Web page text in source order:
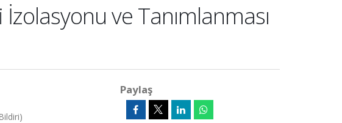
ve Tanımlanması
Paylaş